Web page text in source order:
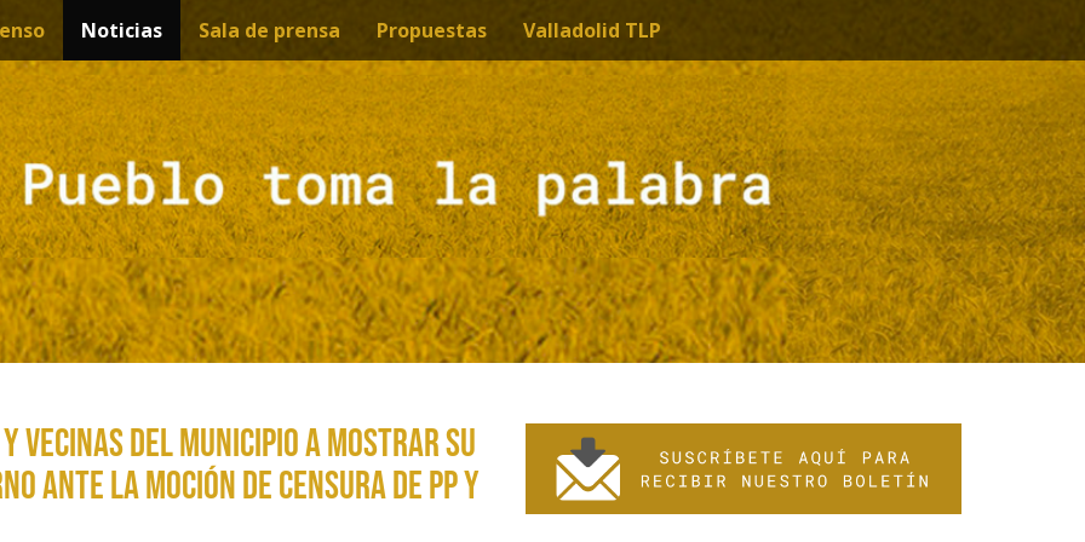
Noticias Sala de prensa Propuestas Valladolid TLP
vecinas del municipio a mostrar su
ante la moción de censura de PP y